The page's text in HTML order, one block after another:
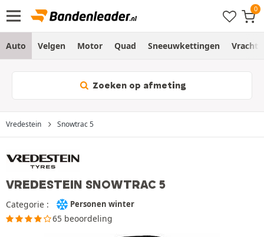
Auto Velgen Motor Quad Sneeuwkettingen
Zoeken op afmeting
Vredestein Snowtrac 5
VREDESTEIN SNOWTRAC 5
Categorie : Personen winter
65 beoordeling